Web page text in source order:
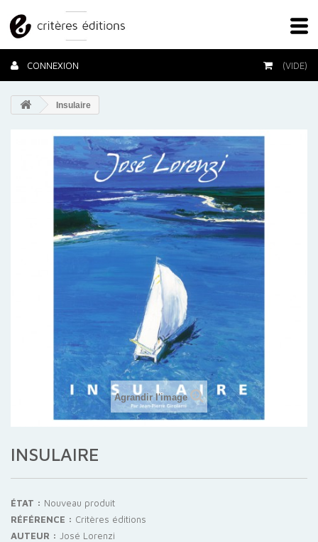
CONNEXION (VIDE)
Insulaire
Agrandir l'image
INSULAIRE
ÉTAT : Nouveau produit
RÉFÉRENCE : Critères éditions
AUTEUR : José Lorenzi